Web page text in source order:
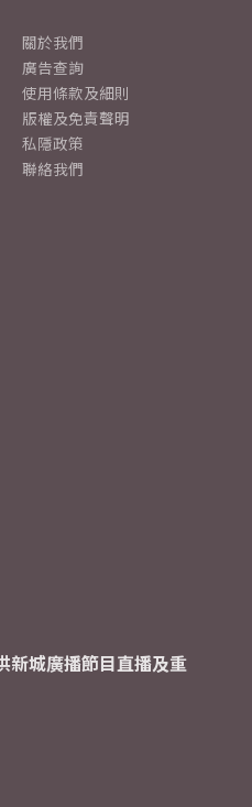
關於我們
廣告查詢
使用條款及細則
版權及免責聲明
私隱政策
聯絡我們
新城廣播節目直播及重